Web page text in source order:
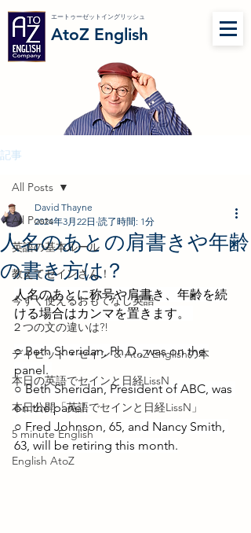
AtoZ English
エートゥーゼットイングリッシュ
記事
All Posts
英語の基本ルール
教えてセインさん！
今すぐ使えるおもてなし英語
２つの文の違いは?!
デイビッド・セイン & AtoZ Englishの本
本日の英語でセインと日経LissN
本日公開「英語でセインと日経LissN」
5 minute English
English AtoZ
All Posts
人名のあとの肩書きや年齢
の書き方は？
David Thayne
2024年3月22日 読了時間: 1分
人名のあとに称号や肩書き、年齢を続
ける場合はカンマを置きます。
○ Beth Sheridan, Ph.D., was on the
panel.
○ Beth Sheridan, President of ABC, was
on the panel.
○ Fred Johnson, 65, and Nancy Smith,
63, will be retiring this month.